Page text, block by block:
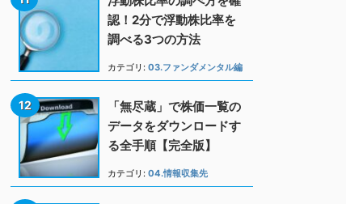
認！2分で浮動株比率を
調べる3つの方法
カテゴリ: 03.ファンダメンタル編
「無尽蔵」で株価一覧の
データをダウンロードす
る全手順【完全版】
カテゴリ: 04.情報収集先